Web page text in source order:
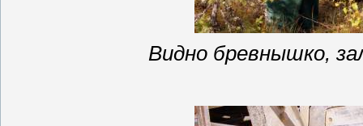
Видно бревнышко,